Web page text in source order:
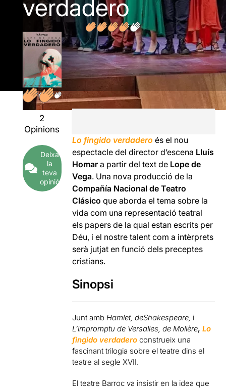
verdadero
2
Opinions
Deixa
la
teva
opinió
Lo fingido verdadero és el nou
espectacle del director d’escena Lluís
Homar a partir del text de Lope de
Vega. Una nova producció de la
Compañía Nacional de Teatro
Clásico que aborda el tema sobre la
vida com una representació teatral
els papers de la qual estan escrits per
Déu, i el nostre talent com a intèrprets
serà jutjat en funció dels preceptes
cristians.
Sinopsi
Junt ambHamlet, deShakespeare, i
L’impromptu de Versalles,de Molière, Lo
fingido verdadero construeix una
fascinant trilogia sobre el teatre dins el
teatre al segle XVII.
El teatre Barroc va insistir en la idea que